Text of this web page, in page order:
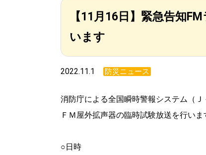
【11月16日】緊急告知
います
2022.11.1 防災ニュース
消防庁による全国瞬時警報システム（
ＦＭ屋外拡声器の臨時試験放送を行いま
○日時